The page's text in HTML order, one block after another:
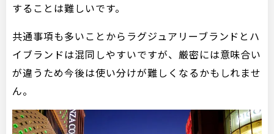
することは難しいです。
共通事項も多いことからラグジュアリーブランドとハ
イブランドは混同しやすいですが、厳密には意味合い
が違うため今後は使い分けが難しくなるかもしれませ
ん。